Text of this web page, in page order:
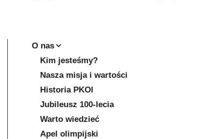
O nas
Kim jesteśmy?
Nasza misja i wartości
Historia PKOl
Jubileusz 100-lecia
Warto wiedzieć
Apel olimpijski